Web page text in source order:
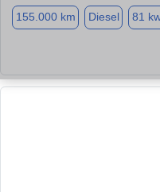
155.000 km Diesel 81